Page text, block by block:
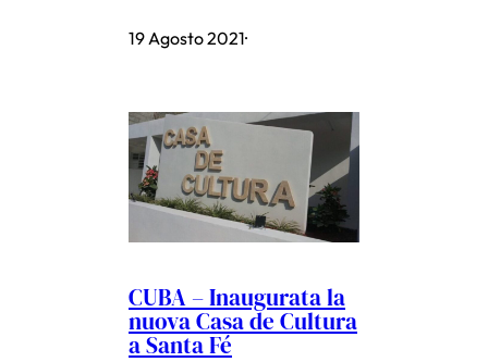
19 Agosto 2021·
CUBA – Inaugurata la
nuova Casa de Cultura
a Santa Fé